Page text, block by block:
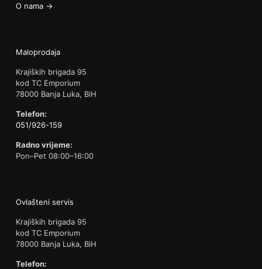
O nama →
Maloprodaja
Krajiških brigada 95
kod TC Emporium
78000 Banja Luka, BiH
Telefon:
051/926-159
Radno vrijeme:
Pon–Pet 08:00–16:00
Ovlašteni servis
Krajiških brigada 95
kod TC Emporium
78000 Banja Luka, BiH
Telefon: